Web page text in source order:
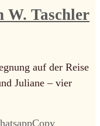
W. Taschler
auf der Reise
Juliane – vier
Copy